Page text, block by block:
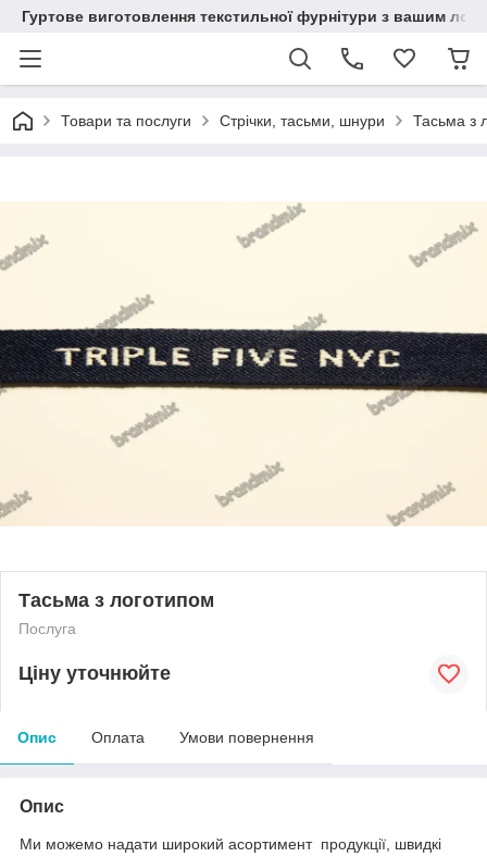
Гуртове виготовлення текстильної фурнітури з вашим
Товари та послуги Стрічки, тасьми, шнури Тасьма з
Тасьма з логотипом
Послуга
Ціну уточнюйте
Опис Оплата Умови повернення
Опис
Ми можемо надати широкий асортимент продукції, швидкі